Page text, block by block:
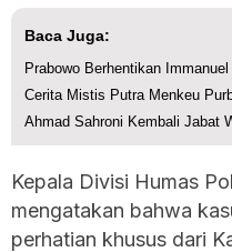
Baca Juga:
Prabowo Berhentikan
Cerita Mistis Putra Menkeu
Ahmad Sahroni Kembali Jabat
Kepala Divisi Humas
mengatakan bahwa
perhatian khusus dari